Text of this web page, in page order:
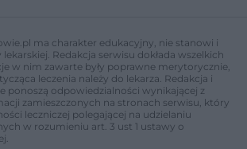
ma charakter edukacyjny, nie stanowi i
Redakcja serwisu dokłada wszelkich
w nim zawarte były poprawne merytorycznie,
leczenia należy do lekarza. Redakcja i
ponoszą odpowiedzialności wynikającej z
zamieszczonych na stronach serwisu, który
leczniczej polegającej na udzielaniu
w rozumieniu art. 3 ust 1 ustawy o